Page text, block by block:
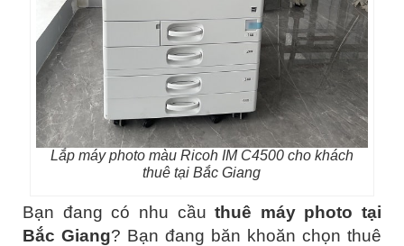
Lắp máy photo màu Ricoh IM C4500 cho khách
thuê tại Bắc Giang
Bạn đang có nhu cầuthuê máy photo tại
Bắc Giang? Bạn đang băn khoăn chọn thuê